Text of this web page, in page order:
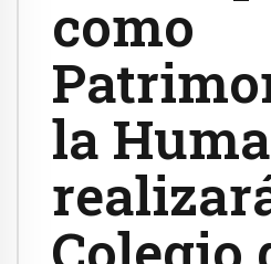
como
la